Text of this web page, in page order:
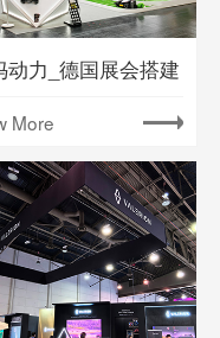
动力_德国展会搭建
More